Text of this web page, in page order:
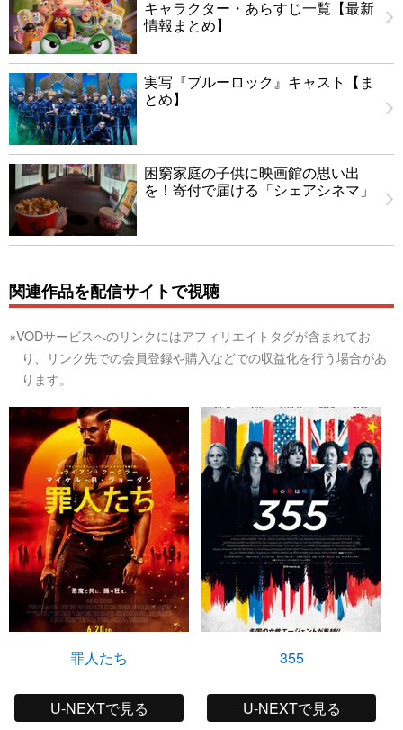
キャラクター・あらすじ一覧【最新
情報まとめ】
実写『ブルーロック』キャスト【ま
とめ】
困窮家庭の子供に映画館の思い出
を！寄付で届ける「シェアシネマ」
関連作品を配信サイトで視聴
※VODサービスへのリンクにはアフィリエイトタグが含まれてお
り、リンク先での会員登録や購入などでの収益化を行う場合があ
ります。
罪人たち
U-NEXTで見る
355
U-NEXTで見る